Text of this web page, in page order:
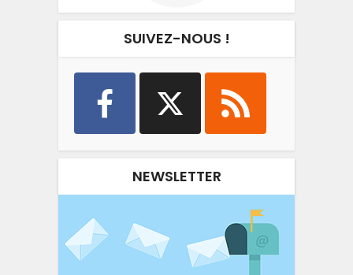
SUIVEZ-NOUS !
NEWSLETTER